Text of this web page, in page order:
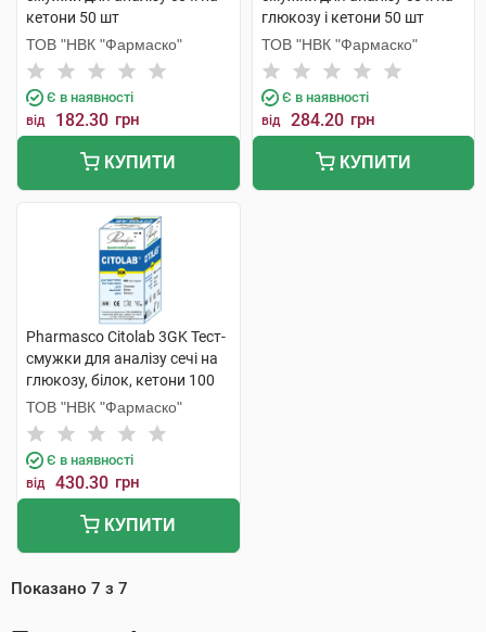
кетони 50 шт
ТОВ "НВК "Фармаско"
Є в наявності
від 182.30 грн
КУПИТИ
глюкозу і кетони 50 шт
ТОВ "НВК "Фармаско"
Є в наявності
від 284.20 грн
КУПИТИ
Pharmasco Citolab 3GK Тест-
смужки для аналізу сечі на
глюкозу, білок, кетони 100
шт
ТОВ "НВК "Фармаско"
Є в наявності
від 430.30 грн
КУПИТИ
Показано 7 з 7